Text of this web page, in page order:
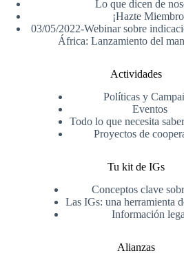
Lo que dicen de
¡Hazte
03/05/2022-Webinar sobre
África: Lanzamiento del
Actividades
Políticas y
Eventos
Todo lo que necesita
Proyectos de
Tu kit de IGs
Conceptos clave
Las IGs: una herramienta
Información
Alianzas